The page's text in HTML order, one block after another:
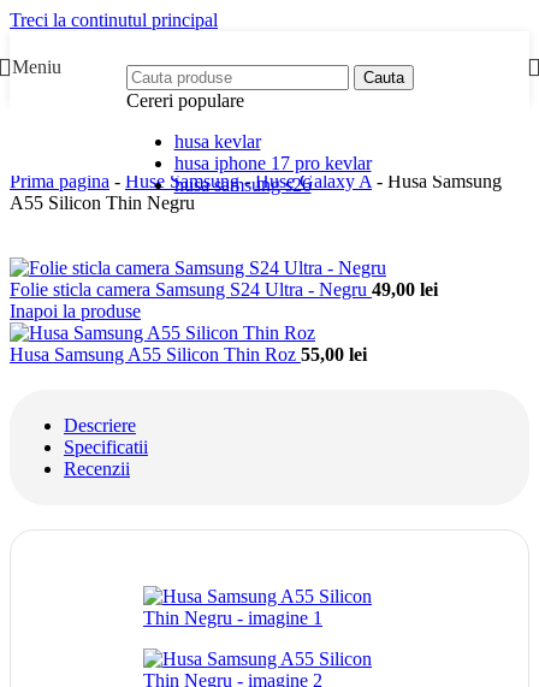
Treci la continutul principal
Meniu Cauta
Cereri populare
husa kevlar
husa iphone 17 pro kevlar
husa samsung s26
Prima pagina - Huse Samsung-Huse Galaxy A - Husa Samsung
A55 Silicon Thin Negru
Folie sticla camera Samsung S24 Ultra - Negru 49,00 lei
Inapoi la produse
Husa Samsung A55 Silicon Thin Roz 55,00 lei
Descriere
Specificatii
Recenzii